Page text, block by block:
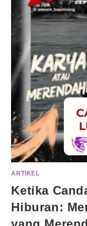
ARTIKEL
Ketika
Hiburan: